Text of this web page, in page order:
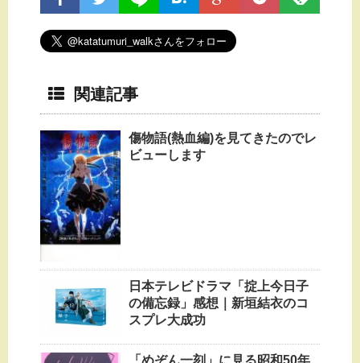
関連記事
傷物語(熱血編)を見てきたのでレ
ビューします
日本テレビドラマ「掟上今日子
の備忘録」感想｜新垣結衣のコ
スプレ大成功
「めぞん一刻」に見る昭和50年